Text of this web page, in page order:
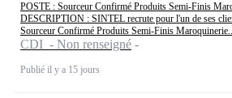
POSTE : Sourceur Confirmé Produits Semi-Finis
DESCRIPTION : SINTEL recrute pour l'un de ses
Sourceur Confirmé Produits Semi-Finis
CDI - Non renseigné
Publié il y a 15 jours